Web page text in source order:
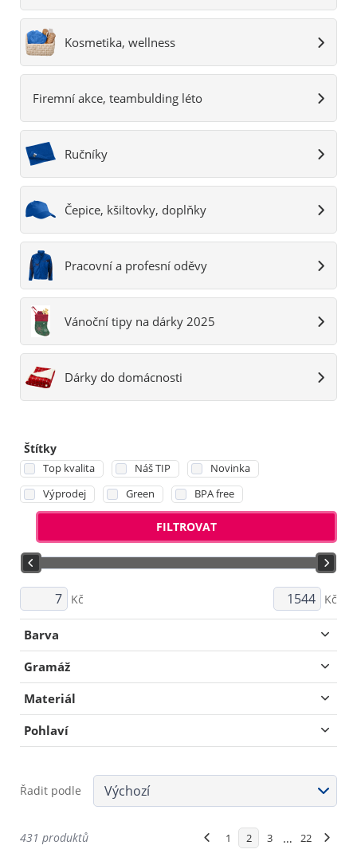
Kosmetika, wellness
Firemní akce, teambulding léto
Ručníky
Čepice, kšiltovky, doplňky
Pracovní a profesní oděvy
Vánoční tipy na dárky 2025
Dárky do domácnosti
Kč Kč
Barva
Gramáž
Materiál
Pohlaví
Štítky
Top kvalita Náš TIP
Novinka
Výprodej
Green BPA free
FILTROVAT
Řadit podle
431 produktů 1 2 3 … 22